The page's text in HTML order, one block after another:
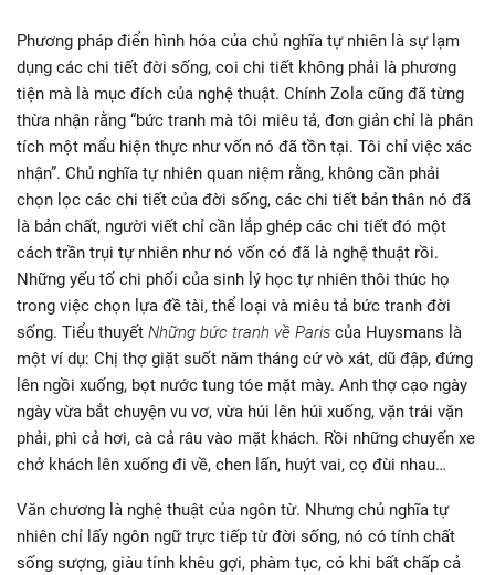
Phương pháp điển hình hóa của chủ nghĩa tự nhiên là sự lạm
dụng các chi tiết đời sống, coi chi tiết không phải là phương
tiện mà là mục đích của nghệ thuật. Chính Zola cũng đã từng
thừa nhận rằng “bức tranh mà tôi miêu tả, đơn giản chỉ là phân
tích một mẩu hiện thực như vốn nó đã tồn tại. Tôi chỉ việc xác
nhận”. Chủ nghĩa tự nhiên quan niệm rằng, không cần phải
chọn lọc các chi tiết của đời sống, các chi tiết bản thân nó đã
là bản chất, người viết chỉ cần lắp ghép các chi tiết đó một
cách trần trụi tự nhiên như nó vốn có đã là nghệ thuật rồi.
Những yếu tố chi phối của sinh lý học tự nhiên thôi thúc họ
trong việc chọn lựa đề tài, thể loại và miêu tả bức tranh đời
sống. Tiểu thuyết Những bức tranh về Paris của Huysmans là
một ví dụ: Chị thợ giặt suốt năm tháng cứ vò xát, dũ đập, đứng
lên ngồi xuống, bọt nước tung tóe mặt mày. Anh thợ cạo ngày
ngày vừa bắt chuyện vu vơ, vừa húi lên húi xuống, vặn trái vặn
phải, phì cả hơi, cà cả râu vào mặt khách. Rồi những chuyến xe
chở khách lên xuống đi về, chen lấn, huýt vai, cọ đùi nhau…
Văn chương là nghệ thuật của ngôn từ. Nhưng chủ nghĩa tự
nhiên chỉ lấy ngôn ngữ trực tiếp từ đời sống, nó có tính chất
sống sượng, giàu tính khêu gợi, phàm tục, có khi bất chấp cả